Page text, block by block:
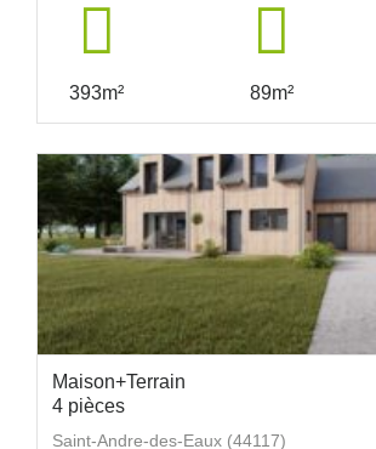
393m² 89m²
Maison+Terrain
4 pièces
Saint-Andre-des-Eaux (44117)